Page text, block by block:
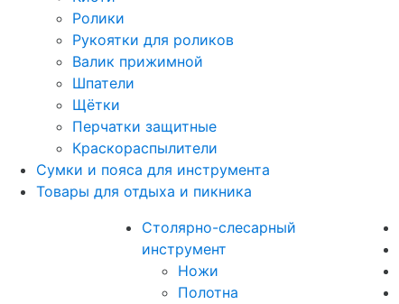
Ролики
Рукоятки для роликов
Валик прижимной
Шпатели
Щётки
Перчатки защитные
Краскораспылители
Сумки и пояса для инструмента
Товары для отдыха и пикника
Столярно-слесарный
инструмент
Ножи
Полотна